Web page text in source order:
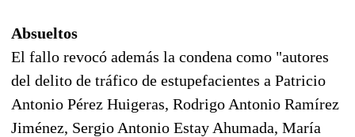
Absueltos
El fallo revocó además la condena como "autores
del delito de tráfico de estupefacientes a Patricio
Antonio Pérez Huigeras, Rodrigo Antonio Ramírez
Jiménez, Sergio Antonio Estay Ahumada, María